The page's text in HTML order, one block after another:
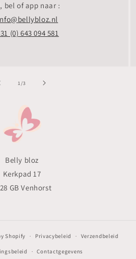
bel of app naar :
(0) 643 094 581
1 /van
3
Belly bloz
Kerkpad 17
GB Venhorst
Shopify Privacybeleid Verzendbeleid
Contactgegevens